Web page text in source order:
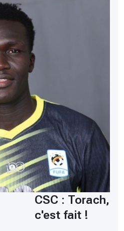
CSC : Torach,
c'est fait !